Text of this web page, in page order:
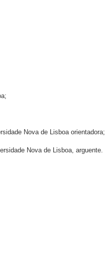
Nova de Lisboa orientadora;
Nova de Lisboa, arguente.